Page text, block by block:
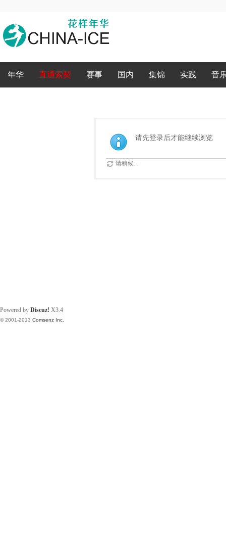
年华 直通索契 赛事 国内 集锦 实践 音
请先登录后才能继续浏览
请稍候...
Powered by Discuz! X3.4
© 2001-2013 Comsenz Inc.